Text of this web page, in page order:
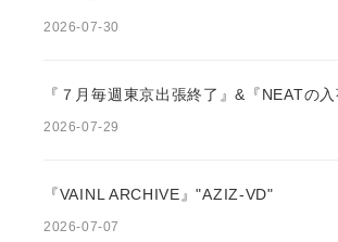
2026-07-30
『７月毎週東京出張終了』&『NEATの入
2026-07-29
『VAINL ARCHIVE』"AZIZ-VD"
2026-07-07